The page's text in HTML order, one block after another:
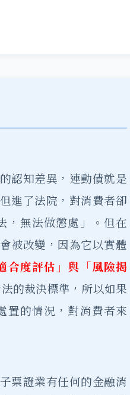
認知差異，連動債就是
進了法院，對消費者卻
，無法做懲處」。但在
被改變，因為它以實體
合度評估」與「風險揭
的裁決標準，所以如果
置的情況，對消費者來
票證業有任何的金融消